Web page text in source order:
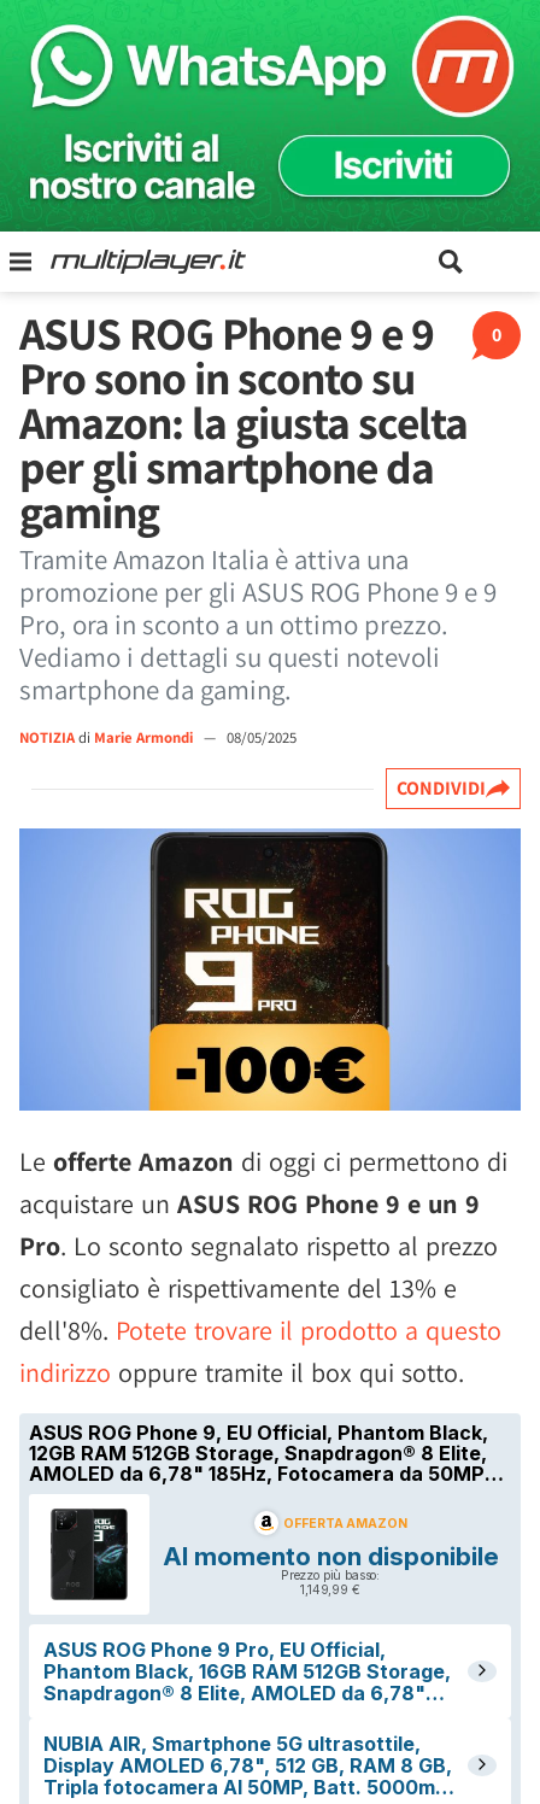
0
ASUS ROG Phone 9 e 9
Pro sono in sconto su
Amazon: la giusta scelta
per gli smartphone da
gaming
Tramite Amazon Italia è attiva una
promozione per gli ASUS ROG Phone 9 e 9
Pro, ora in sconto a un ottimo prezzo.
Vediamo i dettagli su questi notevoli
smartphone da gaming.
NOTIZIAdi Marie Armondi — 08/05/2025
CONDIVIDI
Le offerte Amazon di oggi ci permettono di
acquistare un ASUS ROG Phone 9 e un 9
Pro. Lo sconto segnalato rispetto al prezzo
consigliato è rispettivamente del 13% e
dell'8%. Potete trovare il prodotto a questo
indirizzo oppure tramite il box qui sotto.